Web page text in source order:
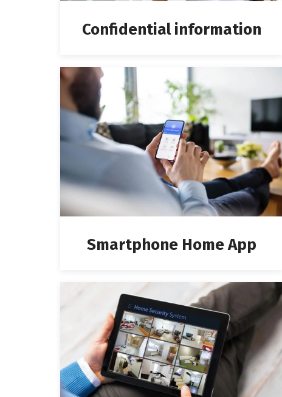
Confidential information
Smartphone Home App